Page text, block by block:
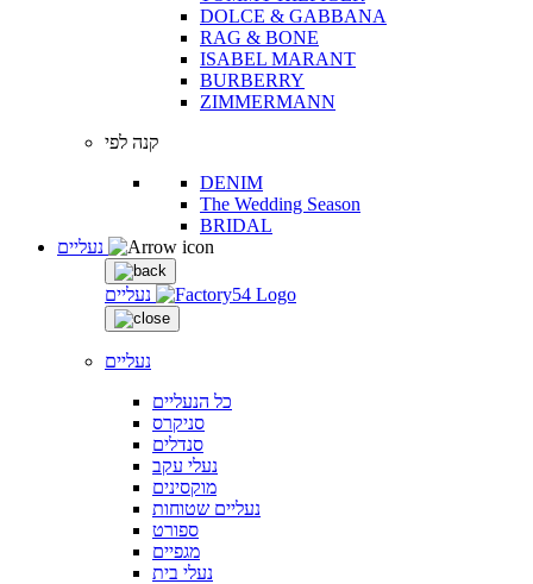
DOLCE & GABBANA
RAG & BONE
ISABEL MARANT
BURBERRY
ZIMMERMANN
קנה לפי
DENIM
The Wedding Season
BRIDAL
נעליים
נעליים
כל הנעליים
סניקרס
סנדלים
נעלי עקב
מוקסינים
נעליים שטוחות
ספורט
מגפיים
נעלי בית